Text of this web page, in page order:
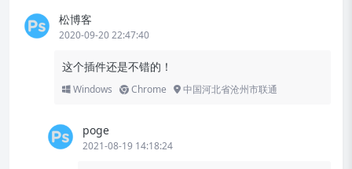
松博客
2020-09-20 22:47:40
这个插件还是不错的！
Windows Chrome 中国河北省沧州市联通
poge
2021-08-19 14:18:24